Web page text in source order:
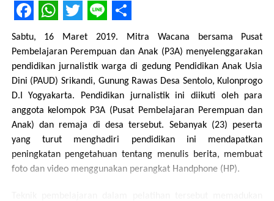
[SHOW SLIDESHOW]
Foto by Genk
Pada hari Jumat tanggal 18 april 2014 teman-teman relawan
Facebook
WhatsApp
Twitter
LineShare
Sabtu, 16 Maret 2019. Mitra Wacana bersama Pusat
Pembelajaran Perempuan dan Anak (P3A) menyelenggarakan
pendidikan jurnalistik warga di gedung Pendidikan Anak Usia
Dini (PAUD) Srikandi, Gunung Rawas Desa Sentolo, Kulonprogo
D.I Yogyakarta. Pendidikan jurnalistik ini diikuti oleh para
anggota kelompok P3A (Pusat Pembelajaran Perempuan dan
Anak) dan remaja di desa tersebut. Sebanyak (23) peserta
yang turut menghadiri pendidikan ini mendapatkan
peningkatan pengetahuan tentang menulis berita, membuat
foto dan video menggunakan perangkat Handphone (HP).